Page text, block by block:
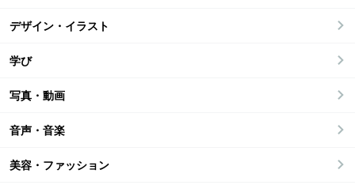
デザイン・イラスト
学び
写真・動画
音声・音楽
美容・ファッション